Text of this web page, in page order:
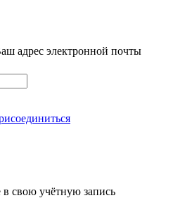
адрес электронной почты
свою учётную запись